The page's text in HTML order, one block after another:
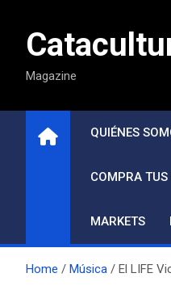
contenido
Magazine
QUIÉNES
COMPRA
MARKETS
Home Música El LIFE